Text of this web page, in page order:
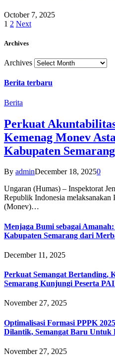
October 7, 2025
1 2 Next
Archives
Archives
Berita terbaru
Berita
Perkuat
Kemenag Monev
Kabupaten Semarang
By adminDecember 18, 20250
Ungaran (Humas) – Inspektorat
Republik Indonesia melaksanakan
(Monev)…
Menjaga Bumi sebagai
Kabupaten Semarang dari
December 11, 2025
Perkuat Semangat Bertanding,
Semarang Kunjungi Peserta
November 27, 2025
Optimalisasi Formasi PPPK
Dilantik, Semangat Baru Untuk
November 27, 2025